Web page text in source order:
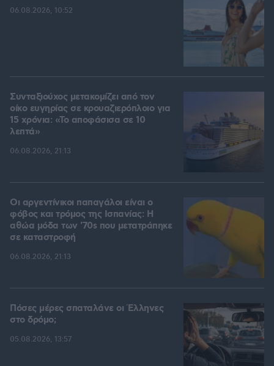
06.08.2026, 10:52
Συνταξιούχος μετακομίζει από τον
οίκο ευγηρίας σε κρουαζιερόπλοιο για
15 χρόνια: «Το αποφάσισα σε 10
λεπτά»
06.08.2026, 21:13
Οι αργεντίνικοι παπαγάλοι είναι ο
φόβος και τρόμος της Ισπανίας: Η
αθώα μόδα των '70s που μετατράπηκε
σε καταστροφή
06.08.2026, 21:13
Πόσες μέρες σπαταλάνε οι Έλληνες
στο δρόμο;
05.08.2026, 13:57